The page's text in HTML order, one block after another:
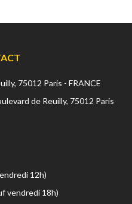
75012 Paris - FRANCE
de Reuilly, 75012 Paris
12h)
vendredi 18h)